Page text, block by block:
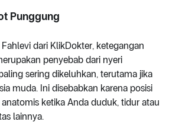
Punggung
dari KlikDokter, ketegangan
penyebab dari nyeri
sering dikeluhkan, terutama jika
muda. Ini disebabkan karena posisi
ketika Anda duduk, tidur atau
lainnya.